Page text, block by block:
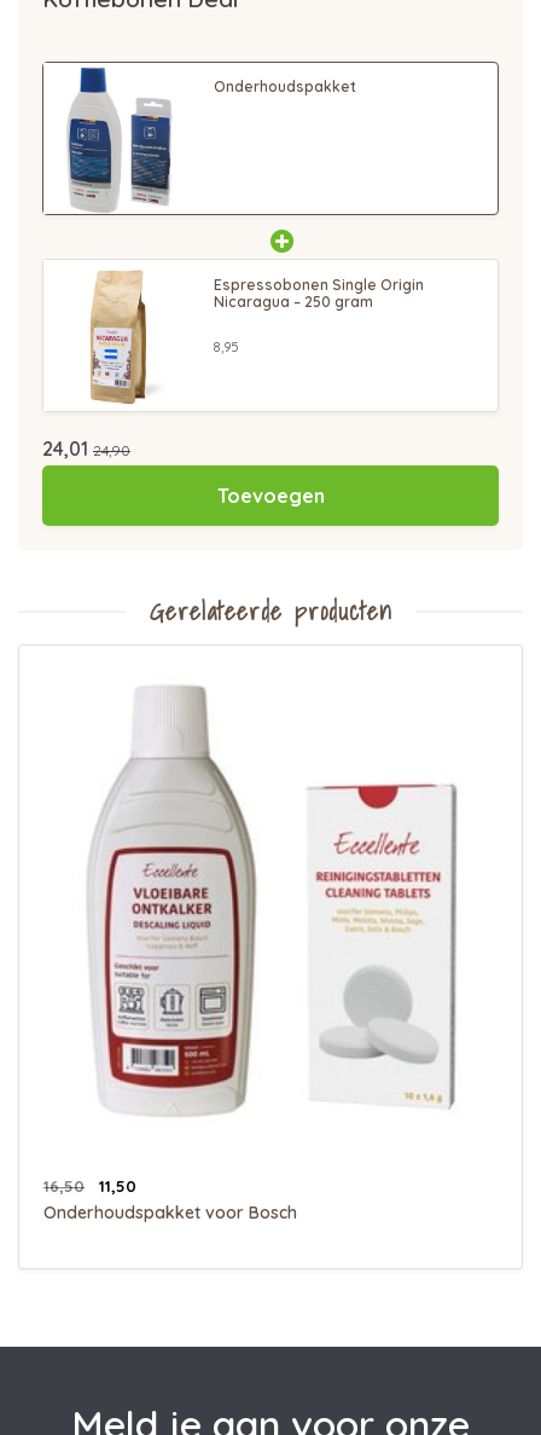
Onderhoudspakket
Espressobonen Single Origin
Nicaragua – 250 gram
8,95
24,01 24,90
Toevoegen
Gerelateerde producten
16,50 11,50
Onderhoudspakket voor Bosch
Meld je aan voor onze